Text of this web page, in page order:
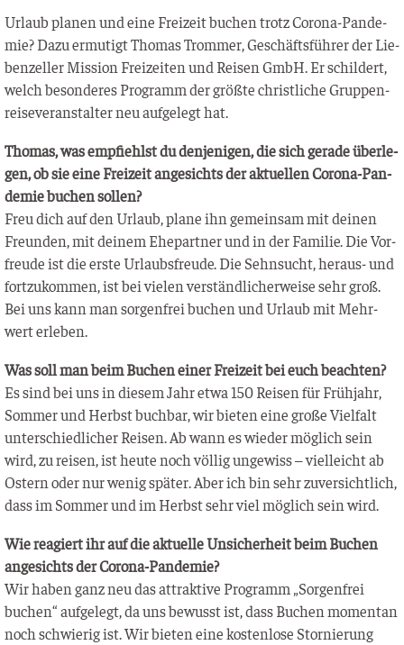
Urlaub pla­nen und eine Frei­zeit buchen trotz Coro­na-Pan­de­
mie? Dazu ermu­tigt Tho­mas Trom­mer, Geschäfts­füh­rer der Lie­
ben­zel­ler Mis­si­on Frei­zei­ten und Rei­sen GmbH. Er schil­dert,
welch beson­de­res Pro­gramm der größ­te christ­li­che Grup­pen­
rei­se­ver­an­stal­ter neu auf­ge­legt hat.
Tho­mas, was emp­fiehlst du den­je­ni­gen, die sich gera­de über­le­
gen, ob sie eine Frei­zeit ange­sichts der aktu­el­len Coro­na-Pan­
de­mie buchen sollen?
Freu dich auf den Urlaub, pla­ne ihn gemein­sam mit dei­nen
Freun­den, mit dei­nem Ehe­part­ner und in der Fami­lie. Die Vor­
freu­de ist die ers­te Urlaubs­freu­de. Die Sehn­sucht, her­aus- und
fort­zu­kom­men, ist bei vie­len ver­ständ­li­cher­wei­se sehr groß.
Bei uns kann man sor­gen­frei buchen und Urlaub mit Mehr­
wert erleben.
Was soll man beim Buchen einer Frei­zeit bei euch beachten?
Es sind bei uns in die­sem Jahr etwa 150 Rei­sen für Früh­jahr,
Som­mer und Herbst buch­bar, wir bie­ten eine gro­ße Viel­falt
unter­schied­li­cher Rei­sen. Ab wann es wie­der mög­lich sein
wird, zu rei­sen, ist heu­te noch völ­lig unge­wiss – viel­leicht ab
Ostern oder nur wenig spä­ter. Aber ich bin sehr zuver­sicht­lich,
dass im Som­mer und im Herbst sehr viel mög­lich sein wird.
Wie reagiert ihr auf die aktu­el­le Unsi­cher­heit beim Buchen
ange­sichts der Corona-Pandemie?
Wir haben ganz neu das attrak­ti­ve Pro­gramm „Sor­gen­frei
buchen“ auf­ge­legt, da uns bewusst ist, dass Buchen momen­tan
noch schwie­rig ist. Wir bie­ten eine kos­ten­lo­se Stor­nie­rung